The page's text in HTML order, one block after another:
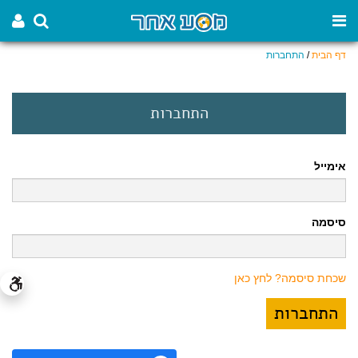
דף הבית/ התחברות
התחברות
אימייל
סיסמה
שכחת סיסמה? לחץ כאן